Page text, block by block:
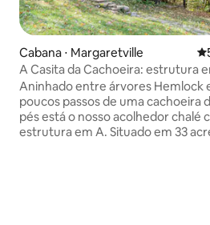
Cabana ⋅ Margaretville 5
A Casita da Cachoeira: estrutura
formato de A com cachoeira de 9
metros
Aninhado entre árvores Hemlock
poucos passos de uma cachoeira
pés está o nosso acolhedor chalé
estrutura em A. Situado em 33